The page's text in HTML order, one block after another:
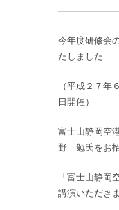
今年度研修会
たしました
（平成２７
日開催）
富士山静岡空
野 勉氏をお
「富士山静岡
講演いただき